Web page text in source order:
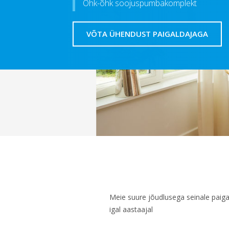
Õhk-õhk soojuspumbakomplekt
VÕTA ÜHENDUST PAIGALDAJAGA
Meie suure jõudlusega seinale
igal aastaajal